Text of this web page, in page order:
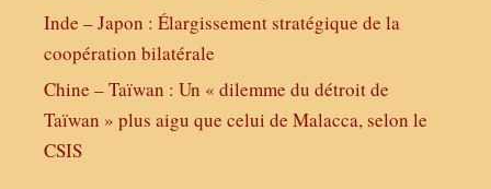
Inde – Japon : Élargissement stratégique de la
coopération bilatérale
Chine – Taïwan : Un « dilemme du détroit de
Taïwan » plus aigu que celui de Malacca, selon le
CSIS